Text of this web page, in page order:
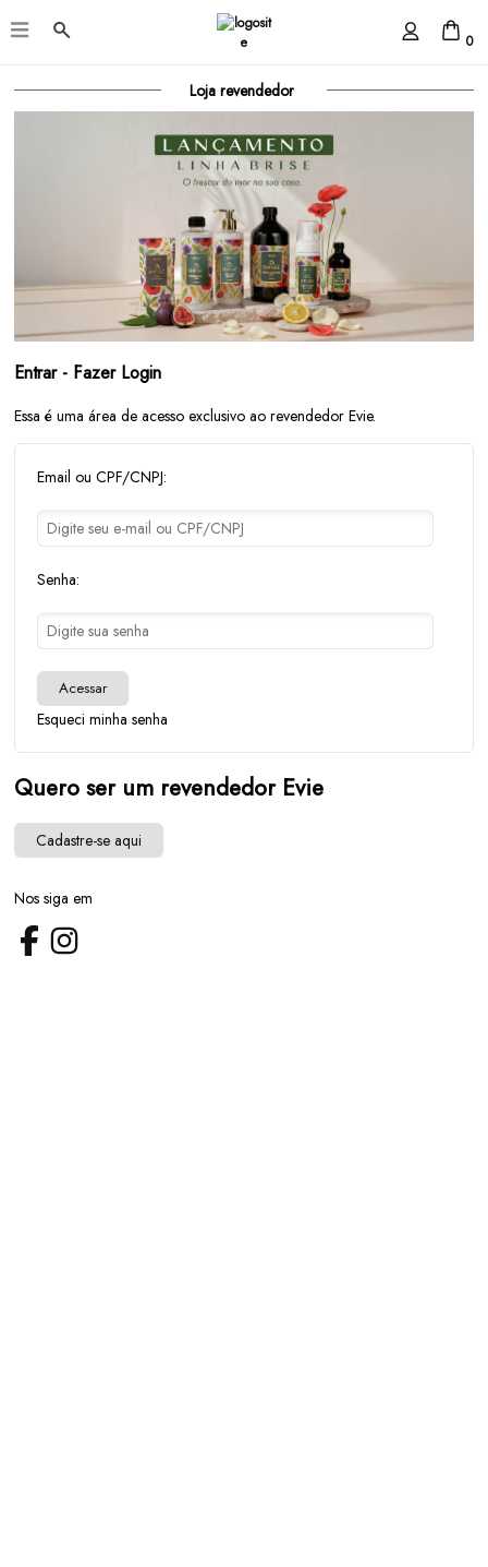
0
Loja revendedor
Entrar - Fazer Login
Essa é uma área de acesso exclusivo ao revendedor Evie.
Email ou CPF/CNPJ:
Senha:
Acessar
Esqueci minha senha
Quero ser um revendedor Evie
Cadastre-se aqui
Nos siga em